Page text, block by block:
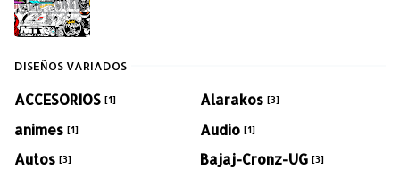
DISEÑOS VARIADOS
ACCESORIOS [1] Alarakos [3]
animes [1] Audio [1]
Autos [3] Bajaj-Cronz-UG [3]